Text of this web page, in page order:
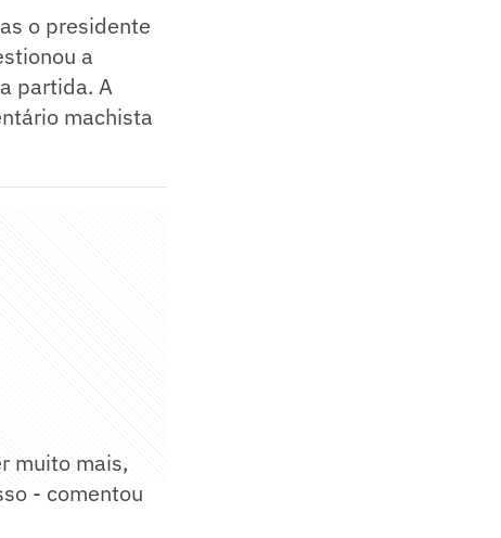
o presidente
a
partida. A
machista
muito mais,
- comentou